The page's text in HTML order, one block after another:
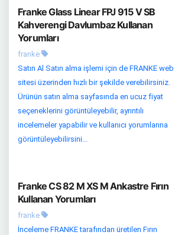
Franke Glass Linear FPJ 915 V SB
Kahverengi Davlumbaz Kullanan
Yorumları
franke
Satın Al Satın alma işlemi için de FRANKE web
sitesi üzerinden hızlı bir şekilde verebilirsiniz.
Ürünün satın alma sayfasında en ucuz fiyat
seçeneklerini görüntüleyebilir, ayrıntılı
incelemeler yapabilir ve kullanıcı yorumlarına
görüntüleyebilirsini...
Franke CS 82 M XS M Ankastre Fırın
Kullanan Yorumları
franke
İnceleme FRANKE tarafından üretilen Fırın